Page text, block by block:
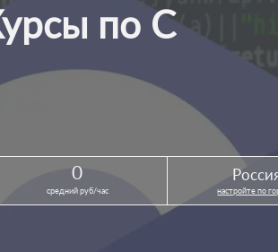
Курсы по С
0
средний руб/час настройте по